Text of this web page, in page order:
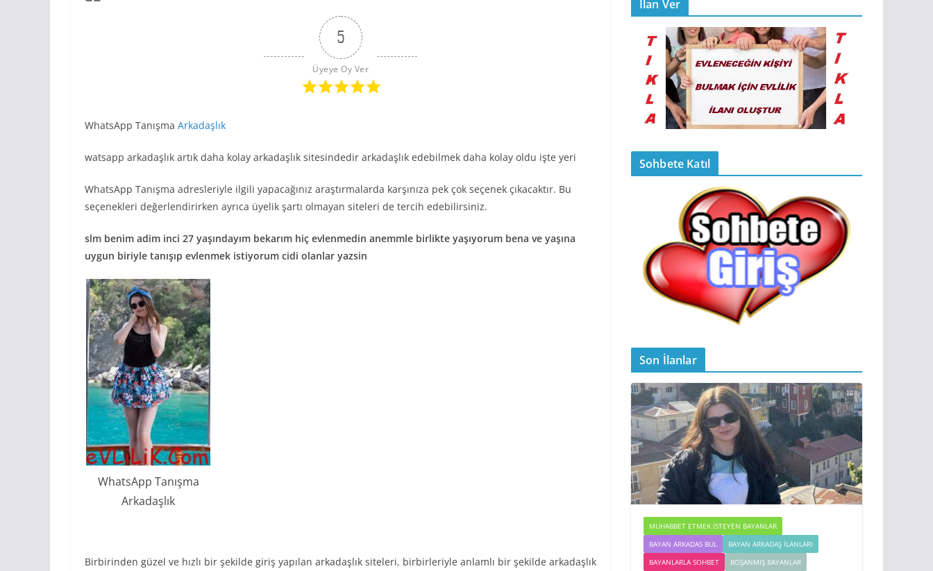
5
Üyeye Oy Ver
WhatsApp Tanışma Arkadaşlık
watsapp arkadaşlık artık daha kolay arkadaşlık sitesindedir arkadaşlık edebilmek daha kolay oldu işte yeri
WhatsApp Tanışma adresleriyle ilgili yapacağınız araştırmalarda karşınıza pek çok seçenek çıkacaktır. Bu
seçenekleri değerlendirirken ayrıca üyelik şartı olmayan siteleri de tercih edebilirsiniz.
slm benim adim inci 27 yaşındayım bekarım hiç evlenmedin anemmle birlikte yaşıyorum bena ve yaşına
uygun biriyle tanışıp evlenmek istiyorum cidi olanlar yazsin
WhatsApp Tanışma
Arkadaşlık
Birbirinden güzel ve hızlı bir şekilde giriş yapılan arkadaşlık siteleri, birbirleriyle anlamlı bir şekilde arkadaşlık
İlan Ver
Sohbete Katıl
Son İlanlar
MUHABBET ETMEK İSTEYEN BAYANLAR
BAYAN ARKADAS BUL
BAYAN ARKADAŞ İLANLARI
BAYANLARLA SOHBET
BOŞANMIŞ BAYANLAR